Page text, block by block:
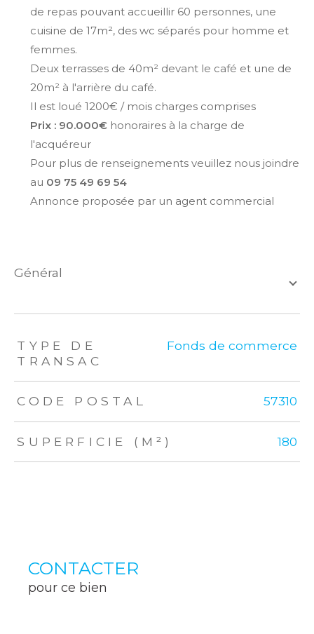
de repas pouvant accueillir 60 personnes, une
cuisine de 17m², des wc séparés pour homme et
femmes.
Deux terrasses de 40m² devant le café et une de
20m² à l'arrière du café.
Il est loué 1200€ / mois charges comprises
Prix : 90.000€honoraires à la charge de
l'acquéreur
Pour plus de renseignements veuillez nous joindre
au 09 75 49 69 54
Annonce proposée par un agent commercial
général
TRAD_ZEPHYR_Caracteristique TRAD_ZEPHYR_Valeurs
TYPE DE
TRANSAC
Fonds de commerce
CODE POSTAL 57310
SUPERFICIE (M²) 180
CONTACTER
pour ce bien